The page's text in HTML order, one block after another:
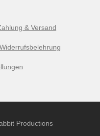
& Versand
Widerrufsbelehrung
Productions